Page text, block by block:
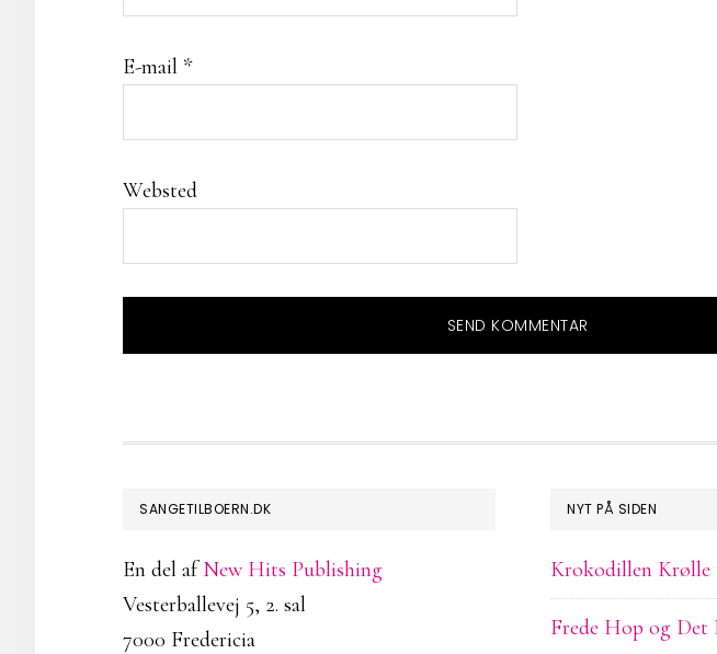
E-mail *
Websted
FOOTER
SANGETILBOERN.DK
En del afNew Hits Publishing
Vesterballevej 5, 2. sal
7000 Fredericia
NYT PÅ SIDEN
Krokodillen Krølle
Frede Hop og Det